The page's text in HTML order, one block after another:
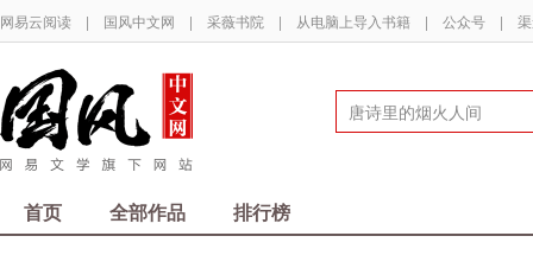
网易云阅读 | 国风中文网 | 采薇书院 | 从电脑上导入书籍 | 公众号 |
首页 全部作品 排行榜